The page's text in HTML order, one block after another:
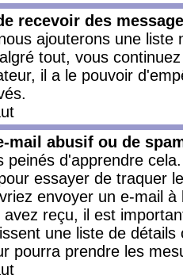
recevoir des
ajouterons une
tout, vous
il a le pouvoir
mail abusif ou de
peinés d'apprendre
essayer de traquer
envoyer un e-mail
avez reçu, il est
une liste de
pourra prendre les